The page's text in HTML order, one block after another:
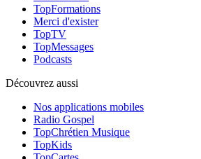
TopFormations
Merci d'exister
TopTV
TopMessages
Podcasts
Découvrez aussi
Nos applications mobiles
Radio Gospel
TopChrétien Musique
TopKids